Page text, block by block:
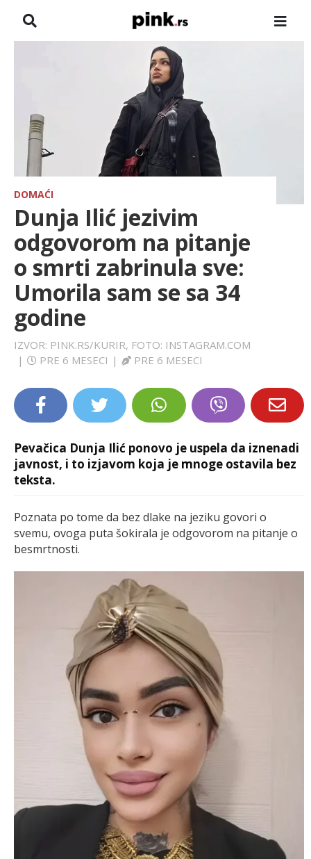
ZADRUGA
SHOWBIZ
HRONIKA
PINKOVE ZVEZDE
SPORT
LIFESTYLE
EXTRA
DOMAĆI
Dunja Ilić jezivim
odgovorom na pitanje
o smrti zabrinula sve:
Umorila sam se sa 34
godine
IZVOR: PINK.RS/KURIR, FOTO: INSTAGRAM.COM
|
PRE 6 MESECI | PRE 6 MESECI
Pevačica Dunja Ilić ponovo je uspela da iznenadi
javnost, i to izjavom koja je mnoge ostavila bez
teksta.
Poznata po tome da bez dlake na jeziku govori o
svemu, ovoga puta šokirala je odgovorom na pitanje o
besmrtnosti.